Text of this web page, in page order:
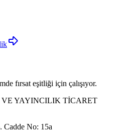
fırsat eşitliği için çalışıyor.
YAYINCILIK TİCARET
No: 15a